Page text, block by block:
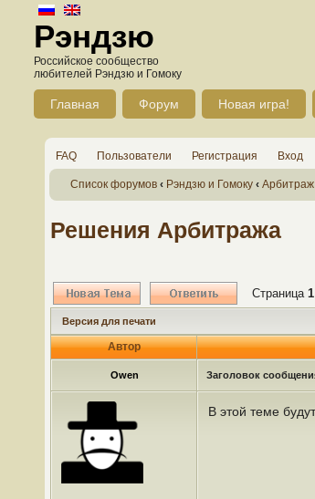
Рэндзю
Российское сообщество
любителей Рэндзю и Гомоку
Главная Форум Новая игра!
FAQ Пользователи Регистрация Вход
Список форумов ‹ Рэндзю и Гомоку ‹ Арбитраж
Решения Арбитража
Страница 1
Версия для печати
Автор
Owen Заголовок
В этой теме